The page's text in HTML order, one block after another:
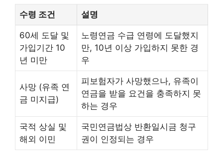
수령 조건 설명
60세 도달 및
가입기간 10
년 미만
노령연금 수급 연령에 도달했지
만, 10년 이상 가입하지 못한 경
우
사망 (유족 연
금 미지급)
피보험자가 사망했으나, 유족이
연금을 받을 요건을 충족하지 못
하는 경우
국적 상실 및
해외 이민
국민연금법상 반환일시금 청구
권이 인정되는 경우